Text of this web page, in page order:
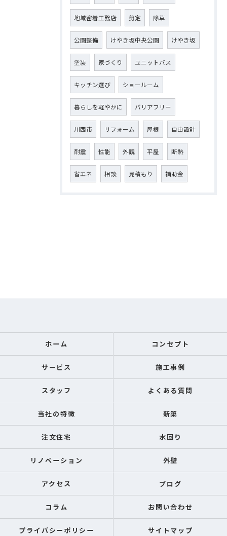
地域密着工務店 剪定 除草
公園整備 けやき坂中央公園 けやき坂
塗装 家づくり ユニットバス
キッチン選び ショールーム
暮らしを軽やかに バリアフリー
川西市 リフォーム 屋根 自由設計
耐震 性能 外観 平屋 断熱
省エネ 相談 見積もり 補助金
ホーム コンセプト
サービス 施工事例
スタッフ よくある質問
当社の特徴 新築
注文住宅 水回り
リノベーション 外壁
アクセス ブログ
コラム お問い合わせ
プライバシーポリシー サイトマップ